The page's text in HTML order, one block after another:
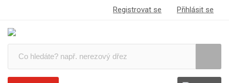
Registrovat se Přihlásit se